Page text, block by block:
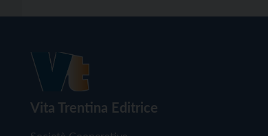
Vita Trentina Editrice